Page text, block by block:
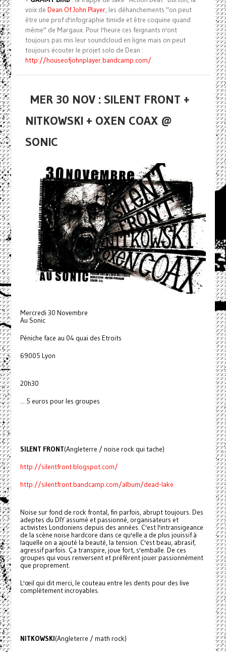
voix de Dean Of John Player, les déhanchements "on peut
être une prof d'infographie timide et être coquine quand
même" de Margaux. Pour l'heure ces feignants n'ont
toujours pas mis leur soundcloud en ligne mais on peut
toujours écouter le projet solo de Dean :
http://houseofjohnplayer.bandcamp.com/.
MER 30 NOV : SILENT FRONT +
NITKOWSKI + OXEN COAX @
SONIC
Mercredi 30 Novembre
Au Sonic
Péniche face au 04 quai des Etroits
69005 Lyon
20h30
... 5 euros pour les groupes
SILENT FRONT(Angleterre / noise rock qui tache)
http://silentfront.blogspot.com/
http://silentfront.bandcamp.com/album/dead-lake
Noise sur fond de rock frontal, fin parfois, abrupt toujours. Des
adeptes du DIY assumé et passionné, organisateurs et
activistes Londoniens depuis des années. C'est l'intransigeance
de la scène noise hardcore dans ce qu'elle a de plus jouissif à
laquelle on a ajouté la beauté, la tension. C'est beau, abrasif,
agressif parfois. Ça transpire, joue fort, s'emballe. De ces
groupes qui vous renversent et préfèrent jouer passionnément
que proprement.
L'œil qui dit merci, le couteau entre les dents pour des live
complètement incroyables.
NITKOWSKI(Angleterre / math rock)